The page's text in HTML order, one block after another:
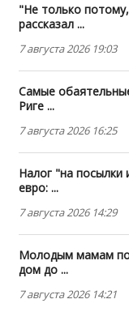
"Не только
рассказал ...
7 августа 2026 19:03
Самые
Риге ...
7 августа 2026 16:25
Налог "на посылки
евро: ...
7 августа 2026 14:29
Молодым мамам
дом до ...
7 августа 2026 14:21